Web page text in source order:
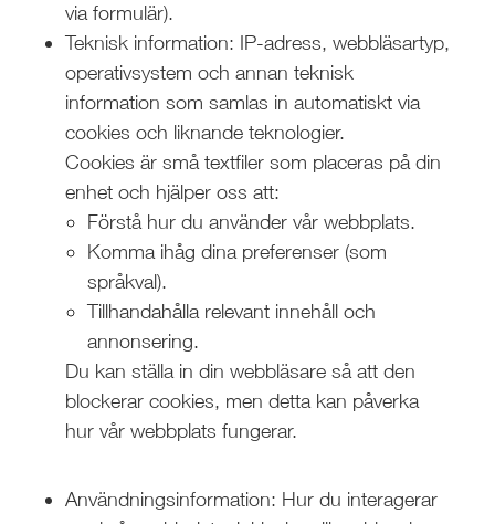
via formulär).
Teknisk information: IP-adress, webbläsartyp,
operativsystem och annan teknisk
information som samlas in automatiskt via
cookies och liknande teknologier.
Cookies är små textfiler som placeras på din
enhet och hjälper oss att:
Förstå hur du använder vår webbplats.
Komma ihåg dina preferenser (som
språkval).
Tillhandahålla relevant innehåll och
annonsering.
Du kan ställa in din webbläsare så att den
blockerar cookies, men detta kan påverka
hur vår webbplats fungerar.
Användningsinformation: Hur du interagerar